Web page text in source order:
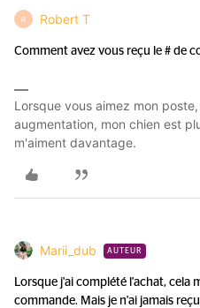
R Robert T
Comment avez vous reçu le # de
Lorsque vous aimez mon
augmentation, mon chien est
m'aiment davantage.
Marii_dub AUTEUR
Lorsque j'ai complété l'achat, cela
commande. Mais je n'ai jamais